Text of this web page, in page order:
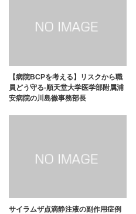
【病院BCPを考える】リスクから職
員どう守る-順天堂大学医学部附属浦
安病院の川島徹事務部長
サイラムザ点滴静注液の副作用症例